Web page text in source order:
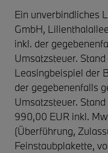
Ein unverbindliches
GmbH,
inkl. der
Umsatzsteuer.
Leasingbeispiel der
der gegebenenfalls
Umsatzsteuer.
990,00 EUR inkl.
(Überführung,
Feinstaubplakette,